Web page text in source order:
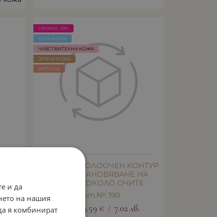
АМПУЛА ОКОЛООЧЕН КОНТУР
ЗА ВЪЗСТАНОВЯВАНЕ НА
ЗОНАТА ОКОЛО ОЧИТЕ
Арт.№: 190
3.99 3.59 € / 7.02лв.
ПРОМО -10%
СУХА КОЖА
ЧУВСТВИТЕЛНА КОЖА
ЗРЯЛА КОЖА
ANTI AGE
и да
на нашия
я комбинират